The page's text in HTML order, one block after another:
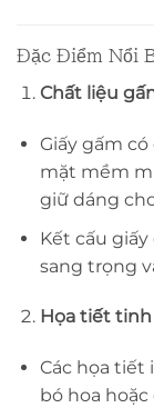
Đặc Điểm Nổi
Chất liệu
Giấy gấm
mặt mềm
giữ dáng
Kết cấu
sang trọng
Họa tiết
Các họa tiết
bó hoa